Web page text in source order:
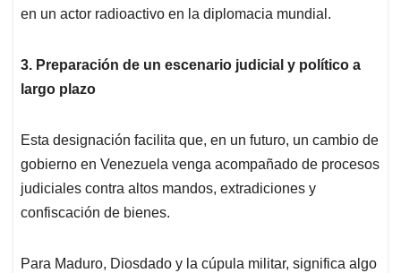
en un actor radioactivo en la diplomacia mundial.
3. Preparación de un escenario judicial y político a
largo plazo
Esta designación facilita que, en un futuro, un cambio de
gobierno en Venezuela venga acompañado de procesos
judiciales contra altos mandos, extradiciones y
confiscación de bienes.
Para Maduro, Diosdado y la cúpula militar, significa algo